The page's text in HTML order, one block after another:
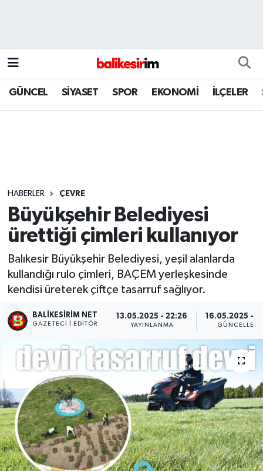
GÜNCEL SİYASET SPOR EKONOMİ İLÇELER
HABERLER ÇEVRE
Büyükşehir Belediyesi
ürettiği çimleri kullanıyor
Balıkesir Büyükşehir Belediyesi, yeşil alanlarda
kullandığı rulo çimleri, BAÇEM yerleşkesinde
kendisi üreterek çiftçe tasarruf sağlıyor.
BALIKESIRIM NET
GAZETECI | EDITÖR
13.05.2025 - 22:26
YAYINLANMA
16.05.2025 -